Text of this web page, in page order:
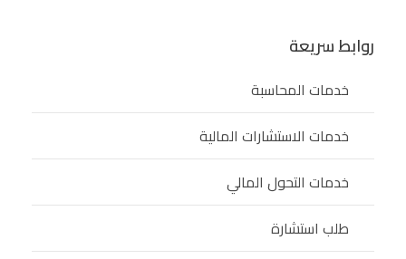
روابط سريعة
خدمات المحاسبة
خدمات الاستشارات المالية
خدمات التحول المالي
طلب استشارة